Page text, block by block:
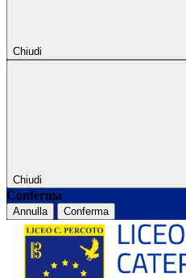
Chiudi
Chiudi
Conferma
Annulla Conferma